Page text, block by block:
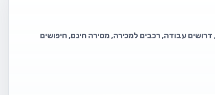
עבודה, רכבים למכירה, מסירה חינם, חיפושים